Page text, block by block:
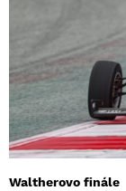
Waltherovo finále